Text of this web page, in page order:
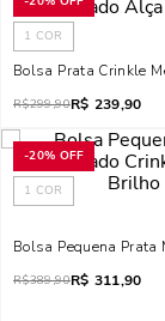
1 COR
Bolsa Prata Crinkle
R$299,90R$ 239,90
-20% OFF
1 COR
Bolsa Pequena Prata
R$389,90R$ 311,90